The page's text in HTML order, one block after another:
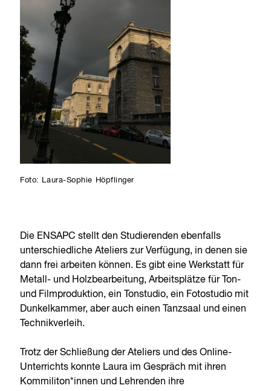
Foto: Laura-Sophie Höpflinger
Die ENSAPC stellt den Studierenden ebenfalls
unterschiedliche Ateliers zur Verfügung, in denen sie
dann frei arbeiten können. Es gibt eine Werkstatt für
Metall- und Holzbearbeitung, Arbeitsplätze für Ton-
und Filmproduktion, ein Tonstudio, ein Fotostudio mit
Dunkelkammer, aber auch einen Tanzsaal und einen
Technikverleih.
Trotz der Schließung der Ateliers und des Online-
Unterrichts konnte Laura im Gespräch mit ihren
Kommiliton*innen und Lehrenden ihre